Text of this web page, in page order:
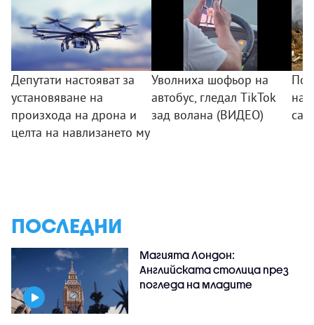
Депутати настояват за
установяване на
произхода на дрона и
целта на навлизането му
Уволниха шофьор на
автобус, гледал TikTok
зад волана (ВИДЕО)
на
са
ПОСЛЕДНИ
Магията Лондон:
Английската столица през
погледа на младите